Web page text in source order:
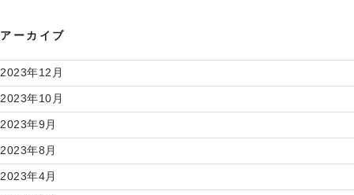
アーカイブ
2023年12月
2023年10月
2023年9月
2023年8月
2023年4月